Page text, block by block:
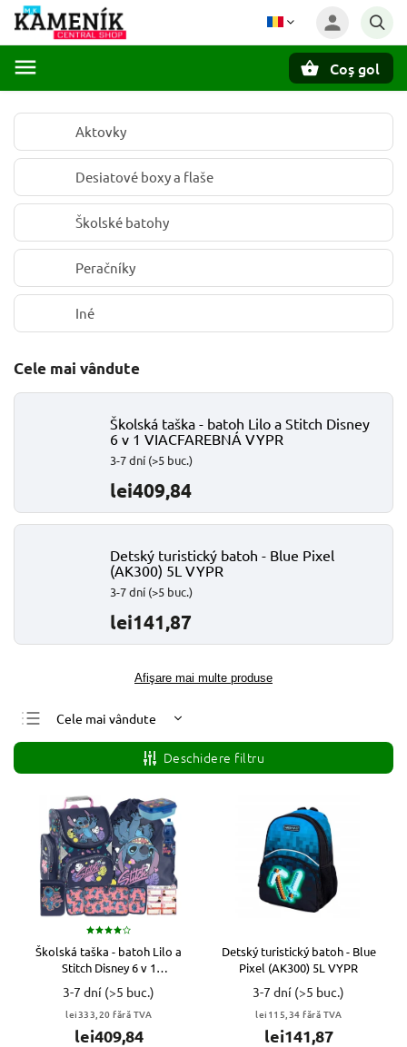
Coş gol
Aktovky
Desiatové boxy a flaše
Školské batohy
Peračníky
Iné
Cele mai vândute
Školská taška - batoh Lilo a Stitch Disney
6 v 1 VIACFAREBNÁ VYPR
3-7 dní (>5 buc.)
lei409,84
Detský turistický batoh - Blue Pixel
(AK300) 5L VYPR
3-7 dní (>5 buc.)
lei141,87
Afişare mai multe produse
Cele mai vândute
Cele mai ieftine
Cele mai scumpe
Alfabetic
Deschidere filtru
Školská taška - batoh Lilo a
Stitch Disney 6 v 1
VIACFAREBNÁ VYPR
3-7 dní (>5 buc.)
lei333,20 fără TVA
lei409,84
Detský turistický batoh - Blue
Pixel (AK300) 5L VYPR
3-7 dní (>5 buc.)
lei115,34 fără TVA
lei141,87